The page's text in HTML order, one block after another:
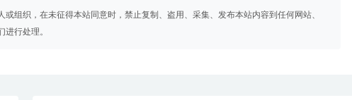
组织，在未征得本站同意时，禁止复制、盗用、采集、发布本站内容到任何网站、
行处理。